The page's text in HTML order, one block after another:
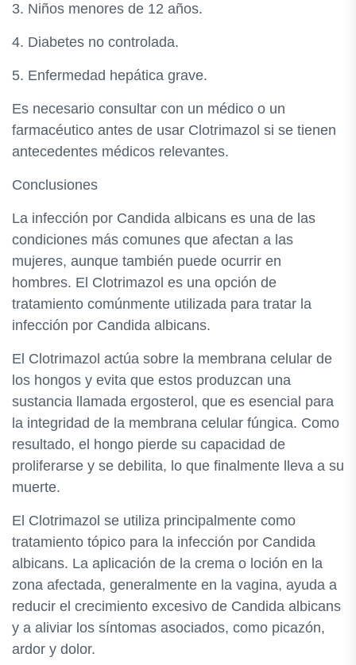
3. Niños menores de 12 años.
4. Diabetes no controlada.
5. Enfermedad hepática grave.
Es necesario consultar con un médico o un
farmacéutico antes de usar Clotrimazol si se tienen
antecedentes médicos relevantes.
Conclusiones
La infección por Candida albicans es una de las
condiciones más comunes que afectan a las
mujeres, aunque también puede ocurrir en
hombres. El Clotrimazol es una opción de
tratamiento comúnmente utilizada para tratar la
infección por Candida albicans.
El Clotrimazol actúa sobre la membrana celular de
los hongos y evita que estos produzcan una
sustancia llamada ergosterol, que es esencial para
la integridad de la membrana celular fúngica. Como
resultado, el hongo pierde su capacidad de
proliferarse y se debilita, lo que finalmente lleva a su
muerte.
El Clotrimazol se utiliza principalmente como
tratamiento tópico para la infección por Candida
albicans. La aplicación de la crema o loción en la
zona afectada, generalmente en la vagina, ayuda a
reducir el crecimiento excesivo de Candida albicans
y a aliviar los síntomas asociados, como picazón,
ardor y dolor.